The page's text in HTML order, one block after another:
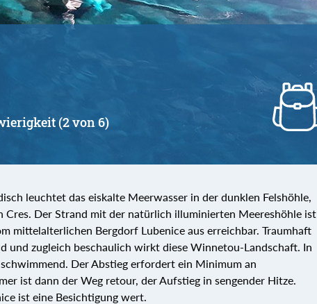
(2 von 6)
leuchtet das eiskalte Meerwasser in der dunklen Felshöhle,
Cres. Der Strand mit der natürlich illuminierten Meereshöhle ist
mittelalterlichen Bergdorf Lubenice aus erreichbar. Traumhaft
und zugleich beschaulich wirkt diese Winnetou-Landschaft. In
Der Abstieg erfordert ein Minimum an
ist dann der Weg retour, der Aufstieg in sengender Hitze.
ist eine Besichtigung wert.